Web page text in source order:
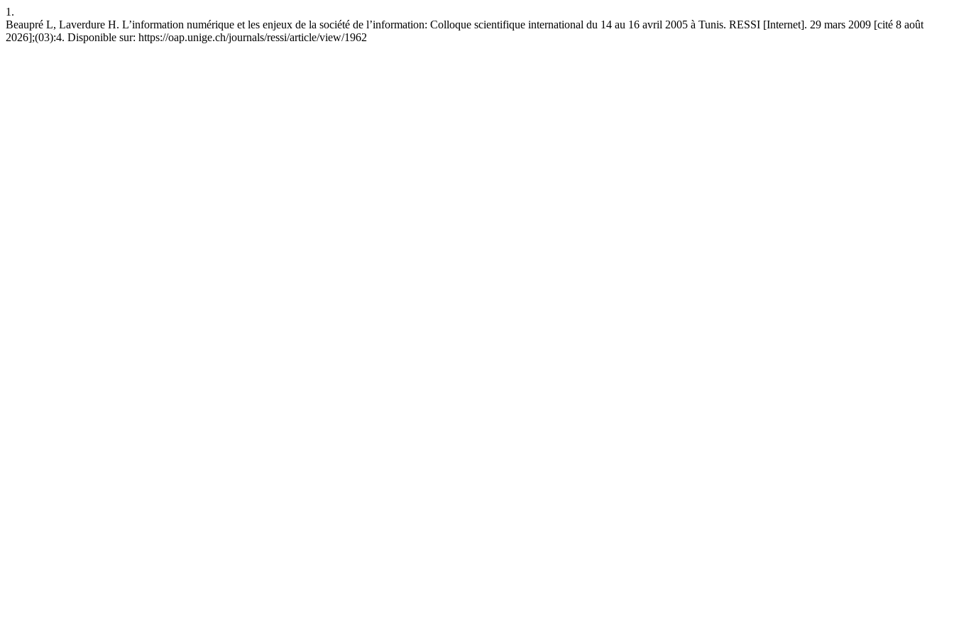
1.
Beaupré L, Laverdure H. L’information numérique et les enjeux de la société de l’information: Colloque scientifique international du 14 au 16 avril 2005 à Tunis. RESSI [Internet]. 29 mars 2009 [cité 8 août
2026];(03):4. Disponible sur: https://oap.unige.ch/journals/ressi/article/view/1962